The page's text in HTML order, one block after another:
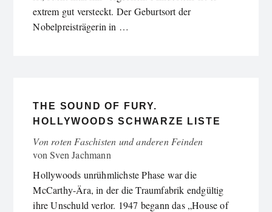
extrem gut versteckt. Der Geburtsort der
Nobelpreisträgerin in …
THE SOUND OF FURY.
HOLLYWOODS SCHWARZE LISTE
Von roten Faschisten und anderen Feinden
vonSven Jachmann
Hollywoods unrühmlichste Phase war die
McCarthy-Ära, in der die Traumfabrik endgültig
ihre Unschuld verlor. 1947 begann das „House of